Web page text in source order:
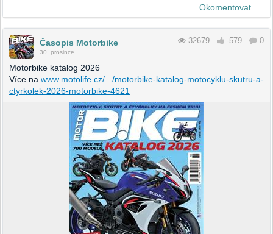
Okomentovat
Časopis Motorbike
30. prosince
32679 -579 0
Motorbike katalog 2026
Více na www.motolife.cz/.../motorbike-katalog-motocyklu-skutru-a-
ctyrkolek-2026-motorbike-4621